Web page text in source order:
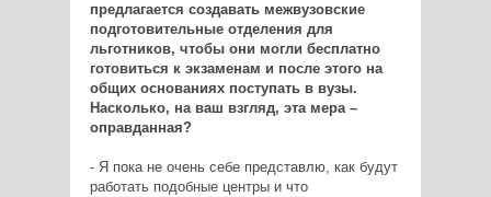
предлагается создавать межвузовские
подготовительные отделения для
льготников, чтобы они могли бесплатно
готовиться к экзаменам и после этого на
общих основаниях поступать в вузы.
Насколько, на ваш взгляд, эта мера –
оправданная?
- Я пока не очень себе представлю, как будут
работать подобные центры и что